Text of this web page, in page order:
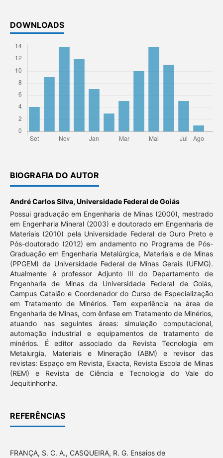
DOWNLOADS
BIOGRAFIA DO AUTOR
André Carlos Silva, Universidade Federal de Goiás
Possui graduação em Engenharia de Minas (2000), mestrado
em Engenharia Mineral (2003) e doutorado em Engenharia de
Materiais (2010) pela Universidade Federal de Ouro Preto e
Pós-doutorado (2012) em andamento no Programa de Pós-
Graduação em Engenharia Metalúrgica, Materiais e de Minas
(PPGEM) da Universidade Federal de Minas Gerais (UFMG).
Atualmente é professor Adjunto III do Departamento de
Engenharia de Minas da Universidade Federal de Goiás,
Campus Catalão e Coordenador do Curso de Especialização
em Tratamento de Minérios. Tem experiência na área de
Engenharia de Minas, com ênfase em Tratamento de Minérios,
atuando nas seguintes áreas: simulação computacional,
automação industrial e equipamentos de tratamento de
minérios. É editor associado da Revista Tecnologia em
Metalurgia, Materiais e Mineração (ABM) e revisor das
revistas: Espaço em Revista, Exacta, Revista Escola de Minas
(REM) e Revista de Ciência e Tecnologia do Vale do
Jequitinhonha.
REFERÊNCIAS
FRANÇA, S. C. A., CASQUEIRA, R. G. Ensaios de